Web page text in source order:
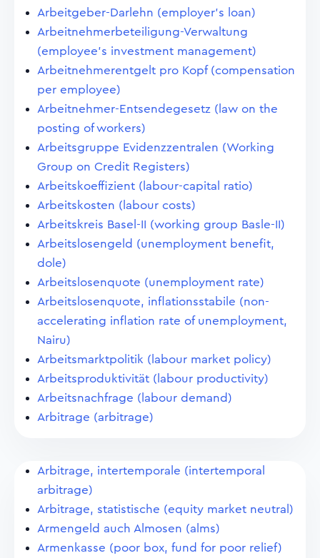
Arbeitgeber-Darlehn (employer's loan)
Arbeitnehmerbeteiligung-Verwaltung
(employee's investment management)
Arbeitnehmerentgelt pro Kopf (compensation
per employee)
Arbeitnehmer-Entsendegesetz (law on the
posting of workers)
Arbeitsgruppe Evidenzzentralen (Working
Group on Credit Registers)
Arbeitskoeffizient (labour-capital ratio)
Arbeitskosten (labour costs)
Arbeitskreis Basel-II (working group Basle-II)
Arbeitslosengeld (unemployment benefit,
dole)
Arbeitslosenquote (unemployment rate)
Arbeitslosenquote, inflationsstabile (non-
accelerating inflation rate of unemployment,
Nairu)
Arbeitsmarktpolitik (labour market policy)
Arbeitsproduktivität (labour productivity)
Arbeitsnachfrage (labour demand)
Arbitrage (arbitrage)
Arbitrage, intertemporale (intertemporal
arbitrage)
Arbitrage, statistische (equity market neutral)
Armengeld auch Almosen (alms)
Armenkasse (poor box, fund for poor relief)